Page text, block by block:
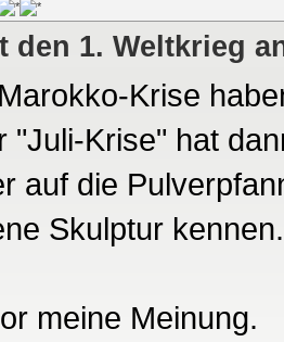
den 1. Weltkrieg
Krise
"Juli-Krise" hat
auf die
Skulptur kennen.
meine Meinung.